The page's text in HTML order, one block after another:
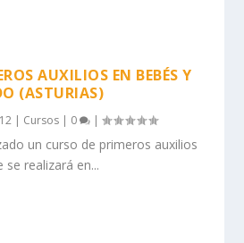
AUXILIOS EN BEBÉS Y
(ASTURIAS)
| Cursos | 0 |
un curso de primeros auxilios
se realizará en...